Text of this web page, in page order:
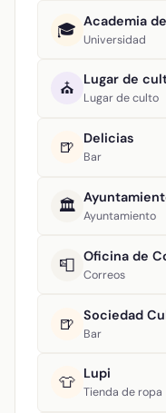
🎓 Academia
Universidad
⛪ Lugar de
Lugar de culto
🍺 Delicias
Bar
🏛️ Ayuntamiento
📮 Oficina de
Correos
🍺 Sociedad
Bar
👕 Lupi
Tienda de ropa